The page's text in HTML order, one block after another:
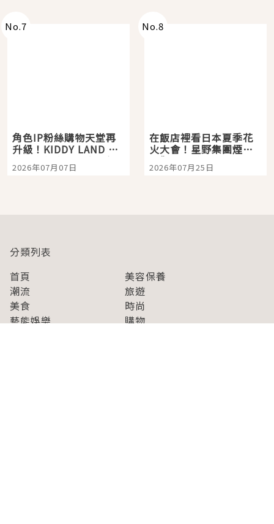
No.7
角色IP粉絲購物天堂再
升級！KIDDY LAND 原
宿店吉伊卡哇迎客，新
開幕 OMOKADO 店3分
2026年07月07日
No.8
在飯店裡看日本夏季花
火大會！星野集團煙火
景觀飯店6選，讓你不用
人擠人悠閒欣賞
2026年07月25日
分類列表
首頁
美容保養
潮流
旅遊
美食
時尚
藝能娛樂
購物